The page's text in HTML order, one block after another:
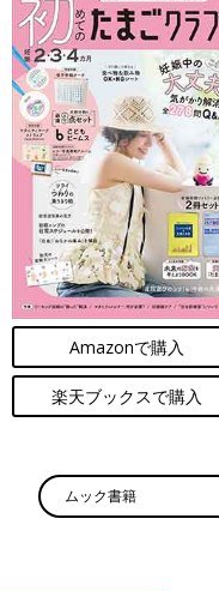
出典：Instagramアカウント「
ー。ペットボトル（500
ムなんだそう。取り外し
Amazonで購入
楽天ブックスで購入
ムック書籍